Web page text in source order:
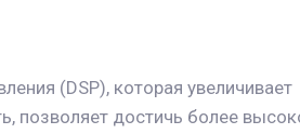
(DSP), которая увеличивает
позволяет достичь более